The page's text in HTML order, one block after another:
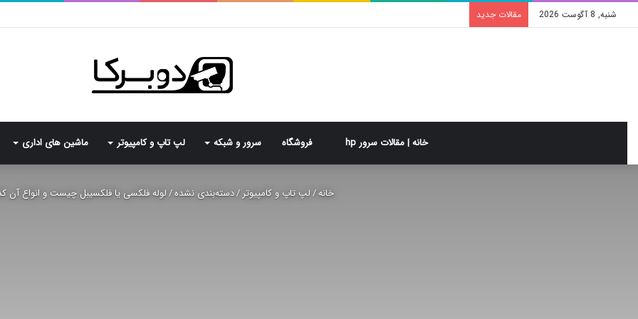
شنبه, 8 آگوست 2026 مقالات جدید
خانه | مقالات سرور hp فروشگاه سرور و شبکه لپ تاپ و کامپیوتر ماشین های اداری
خانه/لپ تاپ و کامپیوتر /دسته‌بندی نشده/لوله فلکسی یا فلکسیبل چیست و انواع آن